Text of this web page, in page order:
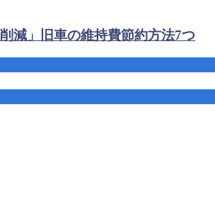
減」旧車の維持費節約方法7つ